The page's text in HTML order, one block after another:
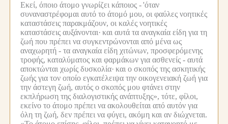
Εκεί, όποιο άτομο γνωρίζει κάποιος -'όταν
συναναστρέφομαι αυτό το άτομό μου, οι φαύλες νοητικές
καταστάσεις παρακμάζουν, οι καλές νοητικές
καταστάσεις αυξάνονται· και αυτά τα αναγκαία είδη για τη
ζωή που πρέπει να συγκεντρώνονται από μένα ως
αναχωρητή - τα αναγκαία είδη χιτώνων, προσφερόμενης
τροφής, καταλύματος και φαρμάκων για ασθενείς - αυτά
αποκτώνται χωρίς δυσκολία· και ο σκοπός της ασκητικής
ζωής για τον οποίο εγκατέλειψα την οικογενειακή ζωή για
την άστεγη ζωή, αυτός ο σκοπός μου φτάνει στην
εκπλήρωση της διαλογιστικής ανάπτυξης», τότε, φίλοι,
εκείνο το άτομο πρέπει να ακολουθείται από αυτόν για
όλη τη ζωή, δεν πρέπει να φύγει, ακόμη και αν διώχνεται.